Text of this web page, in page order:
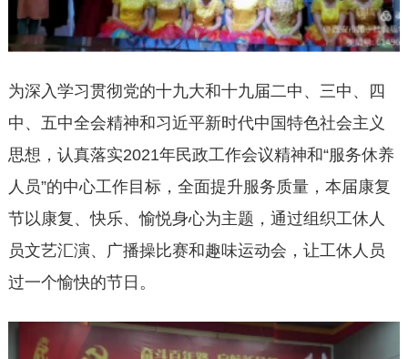
为深入学习贯彻党的十九大和十九届二中、三中、四
中、五中全会精神和习近平新时代中国特色社会主义
思想，认真落实2021年民政工作会议精神和“服务休养
人员”的中心工作目标，全面提升服务质量，本届康复
节以康复、快乐、愉悦身心为主题，通过组织工休人
员文艺汇演、广播操比赛和趣味运动会，让工休人员
过一个愉快的节日。